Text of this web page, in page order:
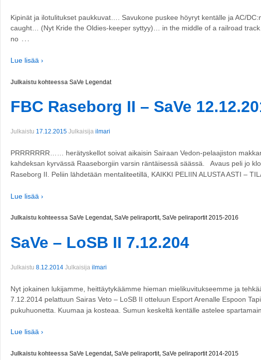
Kipinät ja ilotulitukset paukkuvat…. Savukone puskee höyryt kentälle ja AC/
caught… (Nyt Kride the Oldies-keeper syttyy)… in the middle of a railroad
no …
Lue lisää ›
Julkaistu kohteessa SaVe Legendat
FBC Raseborg II – SaVe
Julkaistu 17.12.2015 Julkaisija ilmari
PRRRRRRR…… herätyskellot soivat aikaisin Sairaan Vedon-pelaajiston
kahdeksan kyrvässä Raaseborgiin varsin räntäisessä säässä. Avaus peli jo
Raseborg II. Peliin lähdetään mentaliteetillä, KAIKKI PELIIN ALUSTA ASTI –
Lue lisää ›
Julkaistu kohteessa SaVe Legendat, SaVe peliraportit, SaVe peliraportit 2015-2016
SaVe – LoSB II 7.12.204
Julkaistu 8.12.2014 Julkaisija ilmari
Nyt jokainen lukijamme, heittäytykäämme hieman mielikuvitukseemme ja
7.12.2014 pelattuun Sairas Veto – LoSB II otteluun Esport Arenalle Espoon
pukuhuonetta. Kuumaa ja kosteaa. Sumun keskeltä kentälle astelee
Lue lisää ›
Julkaistu kohteessa SaVe Legendat, SaVe peliraportit, SaVe peliraportit 2014-2015